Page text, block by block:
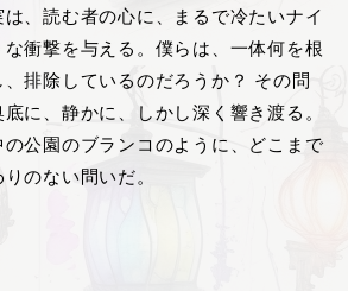
、読む者の心に、まるで冷たいナイ
衝撃を与える。僕らは、一体何を根
排除しているのだろうか？ その問
に、静かに、しかし深く響き渡る。
公園のブランコのように、どこまで
のない問いだ。